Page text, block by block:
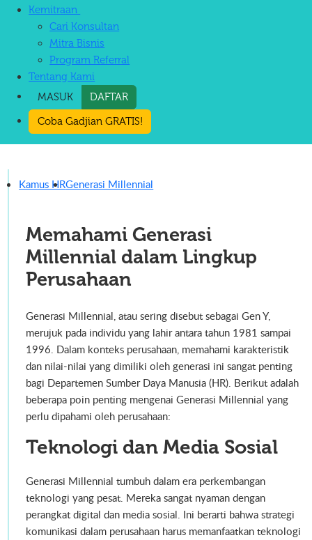
Kemitraan
Cari Konsultan
Mitra Bisnis
Program Referral
Tentang Kami
MASUK
DAFTAR
Coba Gadjian GRATIS!
Kamus HRGenerasi Millennial
Memahami Generasi
Millennial dalam Lingkup
Perusahaan
Generasi Millennial, atau sering disebut sebagai Gen Y,
merujuk pada individu yang lahir antara tahun 1981 sampai
1996. Dalam konteks perusahaan, memahami karakteristik
dan nilai-nilai yang dimiliki oleh generasi ini sangat penting
bagi Departemen Sumber Daya Manusia (HR). Berikut adalah
beberapa poin penting mengenai Generasi Millennial yang
perlu dipahami oleh perusahaan:
Teknologi dan Media Sosial
Generasi Millennial tumbuh dalam era perkembangan
teknologi yang pesat. Mereka sangat nyaman dengan
perangkat digital dan media sosial. Ini berarti bahwa strategi
komunikasi dalam perusahaan harus memanfaatkan teknologi